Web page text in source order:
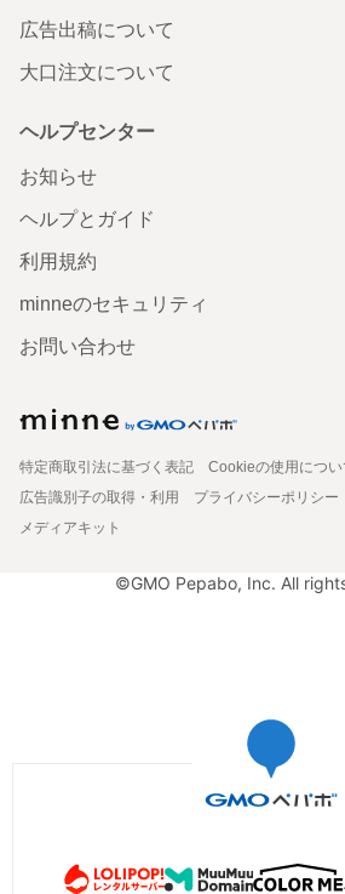
広告出稿について
大口注文について
ヘルプセンター
お知らせ
ヘルプとガイド
利用規約
minneのセキュリティ
お問い合わせ
特定商取引法に基づく表記
Cookieの使用につい
広告識別子の取得・利用
プライバシーポリシー
メディアキット
©GMO Pepabo, Inc. All